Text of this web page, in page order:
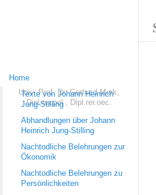
Univ.-Prof. Dr. Gerhard Merk,
Dipl.rer.pol., Dipl.rer.oec.
Home
Texte von Johann Heinrich
Jung-Stilling
Abhandlungen über Johann
Heinrich Jung-Stilling
Nachtodliche Belehrungen zur
Ökonomik
Nachtodliche Belehrungen zu
Persönlichkeiten